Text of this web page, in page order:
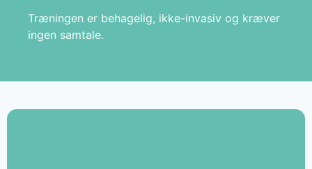
Træningen er behagelig, ikke-invasiv og kræver
ingen samtale.